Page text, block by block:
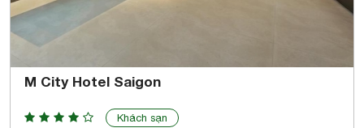
M City Hotel Saigon
Khách sạn